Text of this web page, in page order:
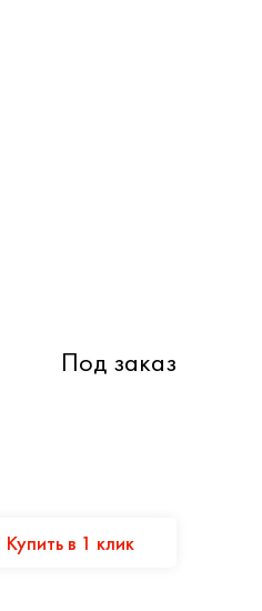
Под заказ
Купить в 1 клик